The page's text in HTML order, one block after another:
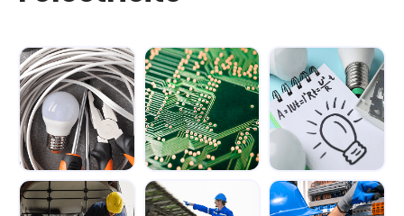
Module 1 - Les
bases de
Explorer le
Module 3 -
Manipuler les